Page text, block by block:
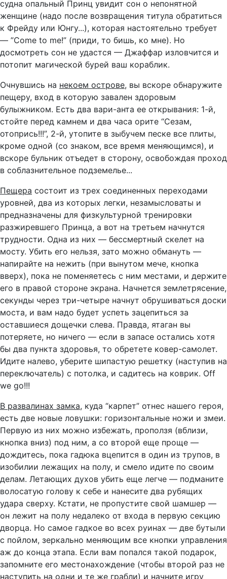
судна опальный Принц увидит сон о непонятной
женщине (надо после возвращения титула обратиться
к Фрейду или Юнгу...), которая настоятельно требует
— ”Come to me!” (приди, то бишь, ко мне). Но
досмотреть сон не удастся — Джаффар изловчится и
потопит магической бурей ваш кораблик.
Очнувшись на некоем острове, вы вскоре обнаружите
пещеру, вход в которую завален здоровым
булыжником. Есть два вари-анта ее открывания: 1-й,
стойте перед камнем и два часа орите “Сезам,
отопрись!!!”, 2-й, утопите в зыбучем песке все плиты,
кроме одной (со знаком, все время меняющимся), и
вскоре бульник отъедет в сторону, освобождая проход
в соблазнительное подземелье...
Пещера состоит из трех соединенных переходами
уровней, два из которых легки, незамысловаты и
предназначены для физкультурной тренировки
разжиревшего Принца, а вот на третьем начнутся
трудности. Одна из них — бессмертный скелет на
мосту. Убить его нельзя, зато можно обмануть —
напирайте на нежить (при вынутом мече, кнопка
вверх), пока не поменяетесь с ним местами, и держите
его в правой стороне экрана. Начнется землетрясение,
секунды через три-четыре начнут обрушиваться доски
моста, и вам надо будет успеть зацепиться за
оставшиеся дощечки слева. Правда, ятаган вы
потеряете, но ничего — если в запасе остались хотя
бы два пункта здоровья, то обретете ковер-самолет.
Идите налево, уберите шипастую решетку (наступив на
переключатель) с потолка, и садитесь на коврик. Off
we go!!!
В развалинах замка, куда “карпет” отнес нашего героя,
есть две новые ловушки: горизонтальные ножи и змеи.
Первую из них можно избежать, проползя (вблизи,
кнопка вниз) под ним, а со второй еще проще —
дождитесь, пока гадюка вцепится в один из трупов, в
изобилии лежащих на полу, и смело идите по своим
делам. Летающих духов убить еще легче — подманите
волосатую голову к себе и нанесите два рубящих
удара сверху. Кстати, не пропустите свой шамшер —
он лежит на полу недалеко от входа в первую секцию
дворца. Но самое гадкое во всех руинах — две бутыли
с пойлом, зеркально меняющим все кнопки управления
аж до конца этапа. Если вам попался такой подарок,
запомните его местонахождение (чтобы второй раз не
наступить на одни и те же грабли) и начните игру